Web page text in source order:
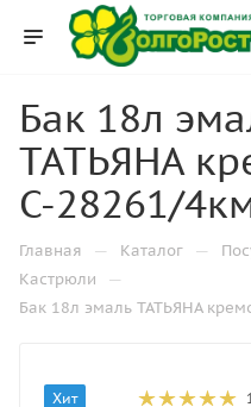
Бак 18л
ТАТЬЯНА
С-28261/
Главная — Каталог —
Кастрюли —
Бак 18л эмаль ТАТЬЯНА
Хит